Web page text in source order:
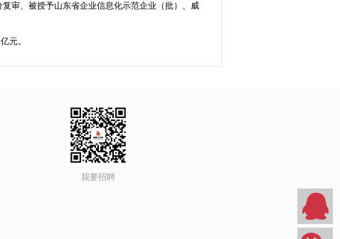
复审、被授予山东省企业信息化示范企业（批）、威
元。
我要招聘